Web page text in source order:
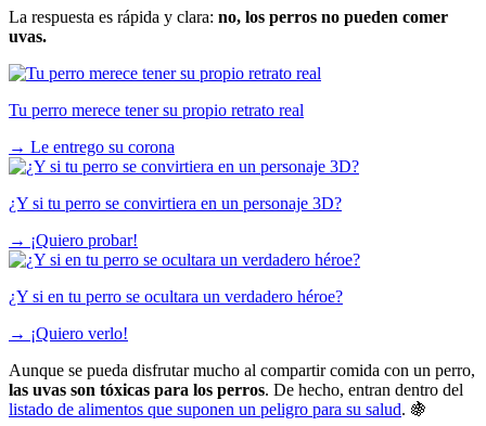
La respuesta es rápida y clara: no, los perros no pueden comer
uvas.
Tu perro merece tener su propio retrato real
→ Le entrego su corona
¿Y si tu perro se convirtiera en un personaje 3D?
→ ¡Quiero probar!
¿Y si en tu perro se ocultara un verdadero héroe?
→ ¡Quiero verlo!
Aunque se pueda disfrutar mucho al compartir comida con un perro,
las uvas son tóxicas para los perros. De hecho, entran dentro del
listado de alimentos que suponen un peligro para su salud. 🍇